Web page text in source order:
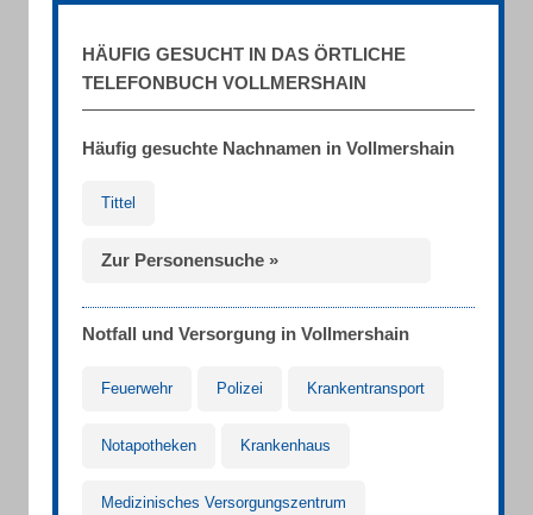
HÄUFIG GESUCHT IN DAS ÖRTLICHE
TELEFONBUCH VOLLMERSHAIN
Häufig gesuchte Nachnamen in Vollmershain
Tittel
Zur Personensuche »
Notfall und Versorgung in Vollmershain
Feuerwehr Polizei Krankentransport
Notapotheken Krankenhaus
Medizinisches Versorgungszentrum